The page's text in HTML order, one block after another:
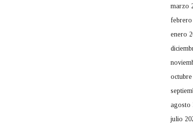
marzo
febrero
enero
octubre
agosto
julio